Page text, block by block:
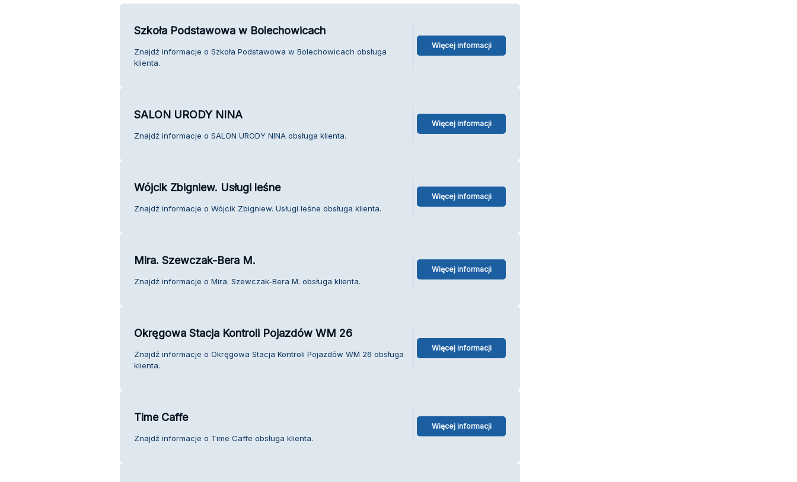
Szkoła Podstawowa w Bolechowicach
Znajdź informacje o Szkoła Podstawowa w Bolechowicach obsługa
klienta.
Więcej informacji
SALON URODY NINA
Znajdź informacje o SALON URODY NINA obsługa klienta.
Więcej informacji
Wójcik Zbigniew. Usługi leśne
Znajdź informacje o Wójcik Zbigniew. Usługi leśne obsługa klienta.
Więcej informacji
Mira. Szewczak-Bera M.
Znajdź informacje o Mira. Szewczak-Bera M. obsługa klienta.
Więcej informacji
Okręgowa Stacja Kontroli Pojazdów WM 26
Znajdź informacje o Okręgowa Stacja Kontroli Pojazdów WM 26 obsługa
klienta.
Więcej informacji
Time Caffe
Znajdź informacje o Time Caffe obsługa klienta.
Więcej informacji